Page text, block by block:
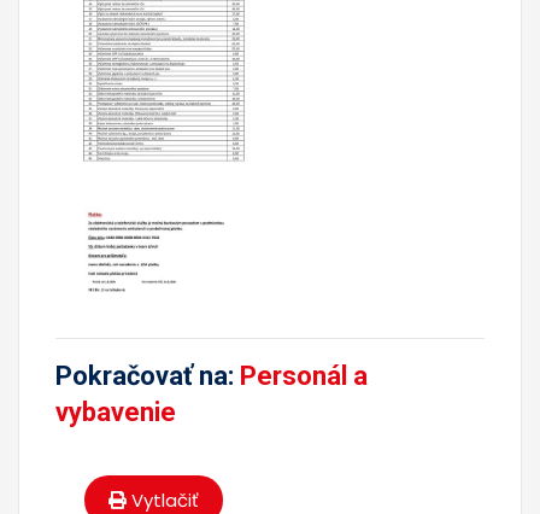
Pokračovať na: Personál a
vybavenie
Vytlačiť